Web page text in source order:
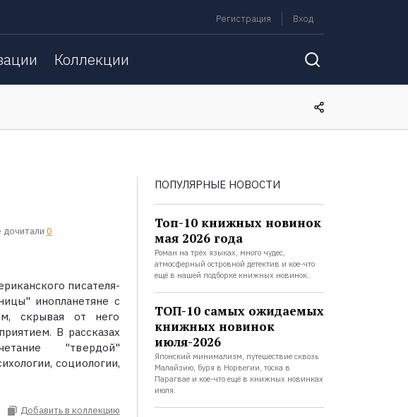
Регистрация Вход
Коллекции
дочитали 0
писателя-
инопланетяне с
скрывая от него
В рассказах
"твердой"
социологии,
Добавить в коллекцию
ПОПУЛЯРНЫЕ НОВОСТИ
Топ-10 книжных новинок
мая 2026 года
Роман на трёх языках, много чудес,
атмосферный островной детектив и кое-что
ещё в нашей подборке книжных новинок.
ТОП-10 самых ожидаемых
книжных новинок
июля-2026
Японский минимализм, путешествие сквозь
Малайзию, буря в Норвегии, тоска в
Парагвае и кое-что ещё в книжных новинках
июля.